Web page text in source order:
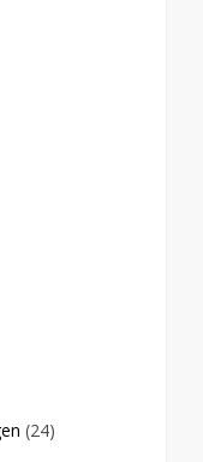
(24)